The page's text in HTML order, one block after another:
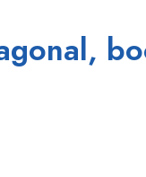
por marca
WECK
por função